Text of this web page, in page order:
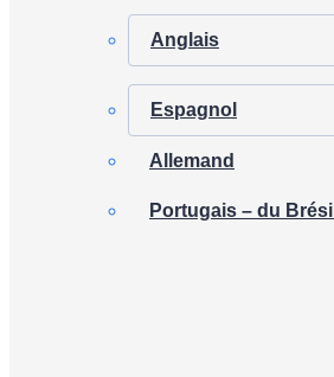
Anglais
Espagnol
Allemand
Portugais – du Brésil